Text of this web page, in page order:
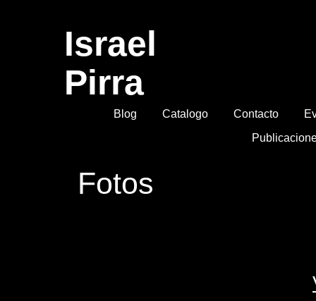
Israel
Pirra
Blog Catalogo Contacto
Fotos